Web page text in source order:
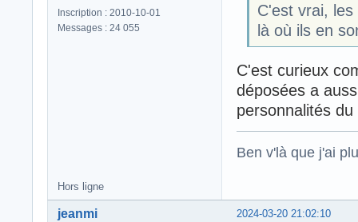
Inscription : 2010-10-01
Messages : 24 055
C'est vrai,
là où ils en
C'est curieux
déposées a
personnalités
Ben v'là que j'ai
Hors ligne
2024-03-20 21:02:10
jeanmi